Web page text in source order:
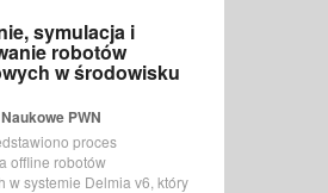
symulacja i
robotów
w środowisku
PWN
proces
offline robotów
w systemie Delmia v6, który